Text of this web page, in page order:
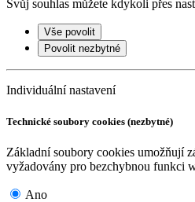
Svůj souhlas můžete kdykoli přes
Vše povolit
Povolit nezbytné
Individuální nastavení
Technické soubory cookies (nezbytné)
Základní soubory cookies umožňují
vyžadovány pro bezchybnou funkci
Ano